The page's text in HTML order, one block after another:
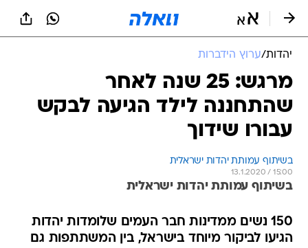
יהדות/ערוץ הידברות
מרגש: 25 שנה לאחר
שהתחננה לילד הגיעה לבקש
עבורו שידוך
בשיתוף עמותת יהדות ישראלית
13.1.2020 / 15:00
בשיתוף עמותת יהדות ישראלית
150 נשים ממדינות חבר העמים שלומדות יהדות
הגיעו לביקור מיוחד בישראל, בין המשתתפות גם